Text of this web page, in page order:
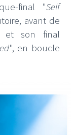
final "Self
avant de
et son final
", en boucle